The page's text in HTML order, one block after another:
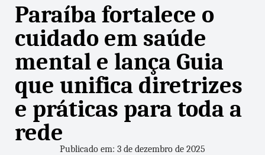
Paraíba fortalece o
cuidado em saúde
mental e lança Guia
que unifica diretrizes
e práticas para toda a
rede
Publicado em: 3 de dezembro de 2025